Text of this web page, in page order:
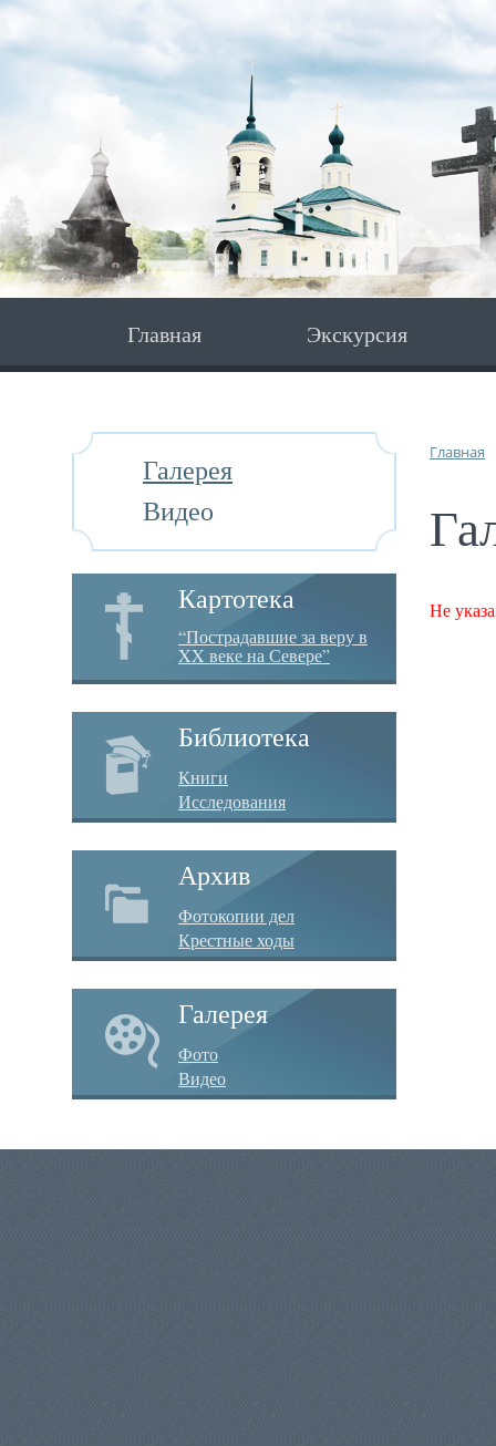
Главная Экскурсия
Галерея
Видео
Картотека
“Пострадавшие за веру в
XX веке на Севере”
Библиотека
Книги
Исследования
Архив
Фотокопии дел
Крестные ходы
Галерея
Фото
Видео
Главная
Не